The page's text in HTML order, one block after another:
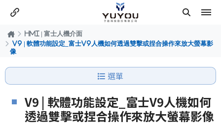
HMI | 富士人機介面
V9 | 軟體功能設定_富士V9人機如何透過雙擊或捏合操作來放大螢幕影
像
選單
V9 | 軟體功能設定_富士V9人機如何
透過雙擊或捏合操作來放大螢幕影像